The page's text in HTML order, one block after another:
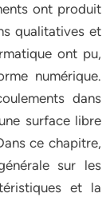
ont produit
qualitatives et
ont pu,
numérique.
dans
surface libre
ce chapitre,
sur les
et la